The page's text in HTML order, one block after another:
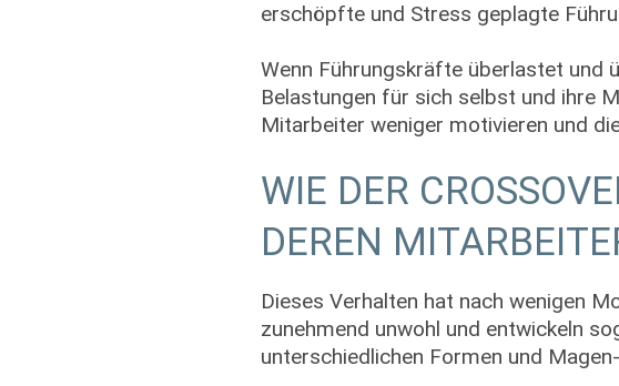
erschöpfte und Stress geplagte
Wenn Führungskräfte überlastet und
Belastungen für sich selbst und ihre
Mitarbeiter weniger motivieren und
WIE DER
DEREN
Dieses Verhalten hat nach wenigen
zunehmend unwohl und entwickeln
unterschiedlichen Formen und